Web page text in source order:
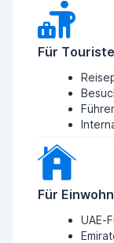
Für
Für
UAE-